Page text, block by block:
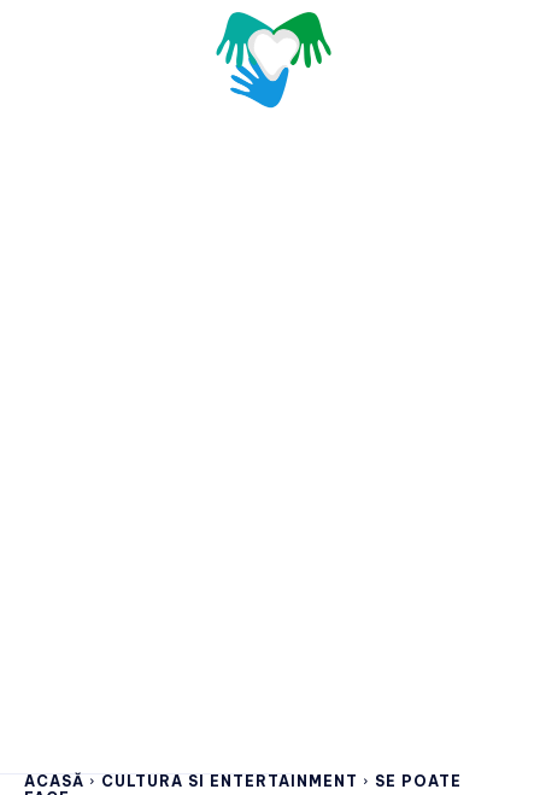
ACASĂ CULTURA SI ENTERTAINMENT
SE POATE